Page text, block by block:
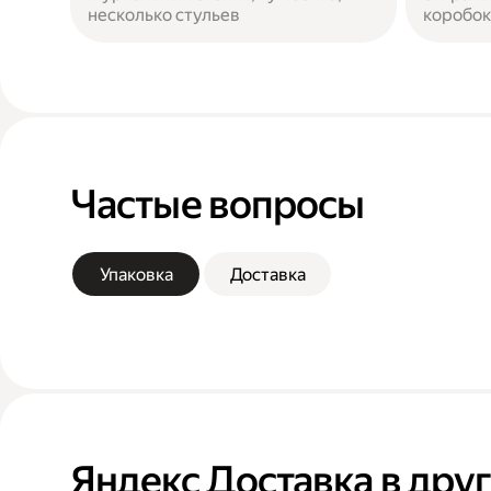
несколько стульев
коробок
Частые вопросы
Упаковка Доставка
Яндекс Доставка в